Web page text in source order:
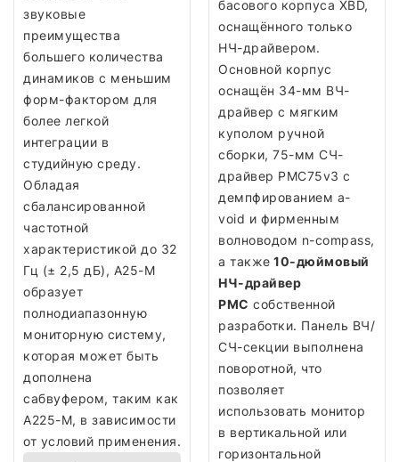
звуковые
преимущества
большего количества
динамиков с меньшим
форм-фактором для
более легкой
интеграции в
студийную среду.
Обладая
сбалансированной
частотной
характеристикой до 32
Гц (± 2,5 дБ), A25-M
образует
полнодиапазонную
мониторную систему,
которая может быть
дополнена
сабвуфером, таким как
A225-M, в зависимости
от условий применения.
басового корпуса XBD,
оснащённого только
НЧ-драйвером.
Основной корпус
оснащён 34-мм ВЧ-
драйвер с мягким
куполом ручной
сборки, 75-мм СЧ-
драйвер PMC75v3 с
демпфированием a-
void и фирменным
волноводом n-compass,
а также 10-дюймовый
НЧ-драйвер
PMC собственной
разработки. Панель ВЧ/
СЧ-секции выполнена
поворотной, что
позволяет
использовать монитор
в вертикальной или
горизонтальной